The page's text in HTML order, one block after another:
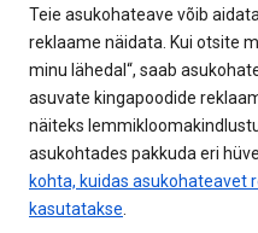
Teie asukohateave võib
reklaame näidata. Kui otsite
minu lähedal“, saab
asuvate kingapoodide
näiteks
asukohtades pakkuda eri
kohta, kuidas asukohateavet
kasutatakse